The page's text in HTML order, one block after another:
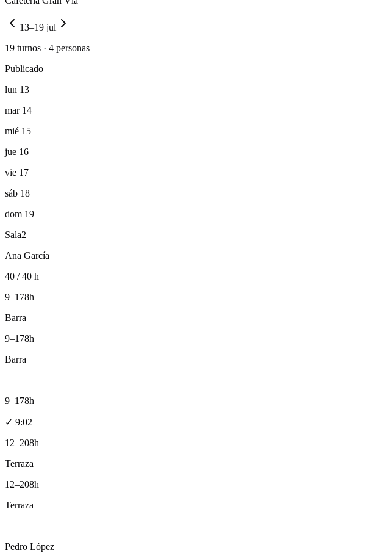
13–19 jul
19 turnos · 4 personas
Publicado
lun 13
mar 14
mié 15
jue 16
vie 17
sáb 18
dom 19
Sala2
Ana García
40 / 40 h
9–178h
Barra
9–178h
Barra
—
9–178h
✓ 9:02
12–208h
Terraza
12–208h
Terraza
—
Pedro López